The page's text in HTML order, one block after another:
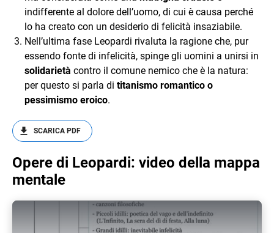
indifferente al dolore dell’uomo, di cui è causa perché
lo ha creato con un desiderio di felicità insaziabile.
Nell’ultima fase Leopardi rivaluta la ragione che, pur
essendo fonte di infelicità, spinge gli uomini a unirsi in
solidarietà contro il comune nemico che è la natura:
per questo si parla di titanismo romantico o
pessimismo eroico.
SCARICA PDF
Opere di Leopardi: video della mappa
mentale